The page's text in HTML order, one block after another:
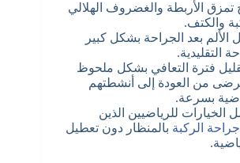
تمزق الأربطة والغضروف الهلالي
والكتف.
الألم بعد الجراحة بشكل كبير
التقليدية.
فترة التعافي بشكل ملحوظ
من العودة إلى أنشطتهم
بسرعة.
الخيارات للرياضيين الذين
جراحة الركبة بالمنظار دون تعطيل